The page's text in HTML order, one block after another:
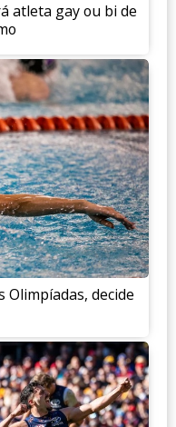
atleta gay ou bi de
Olimpíadas, decide